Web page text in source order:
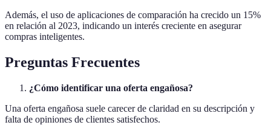
Además, el uso de aplicaciones de comparación ha crecido un 15%
en relación al 2023, indicando un interés creciente en asegurar
compras inteligentes.
Preguntas Frecuentes
¿Cómo identificar una oferta engañosa?
Una oferta engañosa suele carecer de claridad en su descripción y
falta de opiniones de clientes satisfechos.